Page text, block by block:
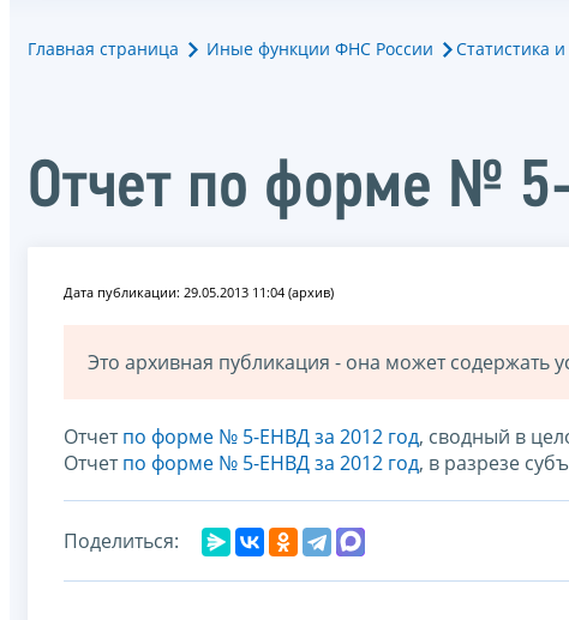
Главная страница Иные функции ФНС России Статистика
Отчет по форме №
Дата публикации: 29.05.2013 11:04 (архив)
Это архивная публикация - она может
Отчетпо форме № 5-ЕНВД за 2012 год, сводный в
Отчетпо форме № 5-ЕНВД за 2012 год, в разрезе
Поделиться: